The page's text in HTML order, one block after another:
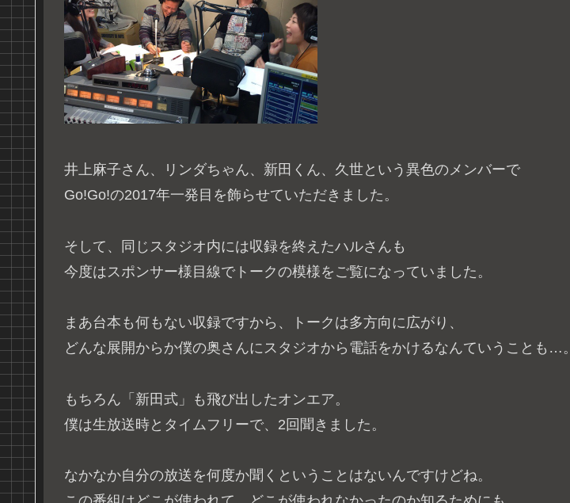
井上麻子さん、リンダちゃん、新田くん、久世という異色のメンバーで
Go!Go!の2017年一発目を飾らせていただきました。
そして、同じスタジオ内には収録を終えたハルさんも
今度はスポンサー様目線でトークの模様をご覧になっていました。
まあ台本も何もない収録ですから、トークは多方向に広がり、
どんな展開からか僕の奥さんにスタジオから電話をかけるなんていうことも…。
もちろん「新田式」も飛び出したオンエア。
僕は生放送時とタイムフリーで、2回聞きました。
なかなか自分の放送を何度か聞くということはないんですけどね。